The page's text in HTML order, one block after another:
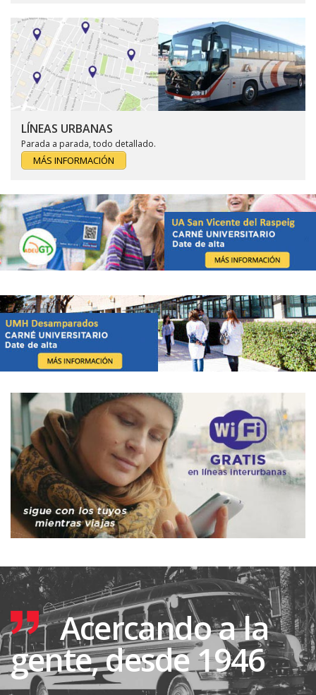
LÍNEAS URBANAS
Parada a parada, todo detallado.
MÁS INFORMACIÓN
Acercando a la
gente, desde 1946